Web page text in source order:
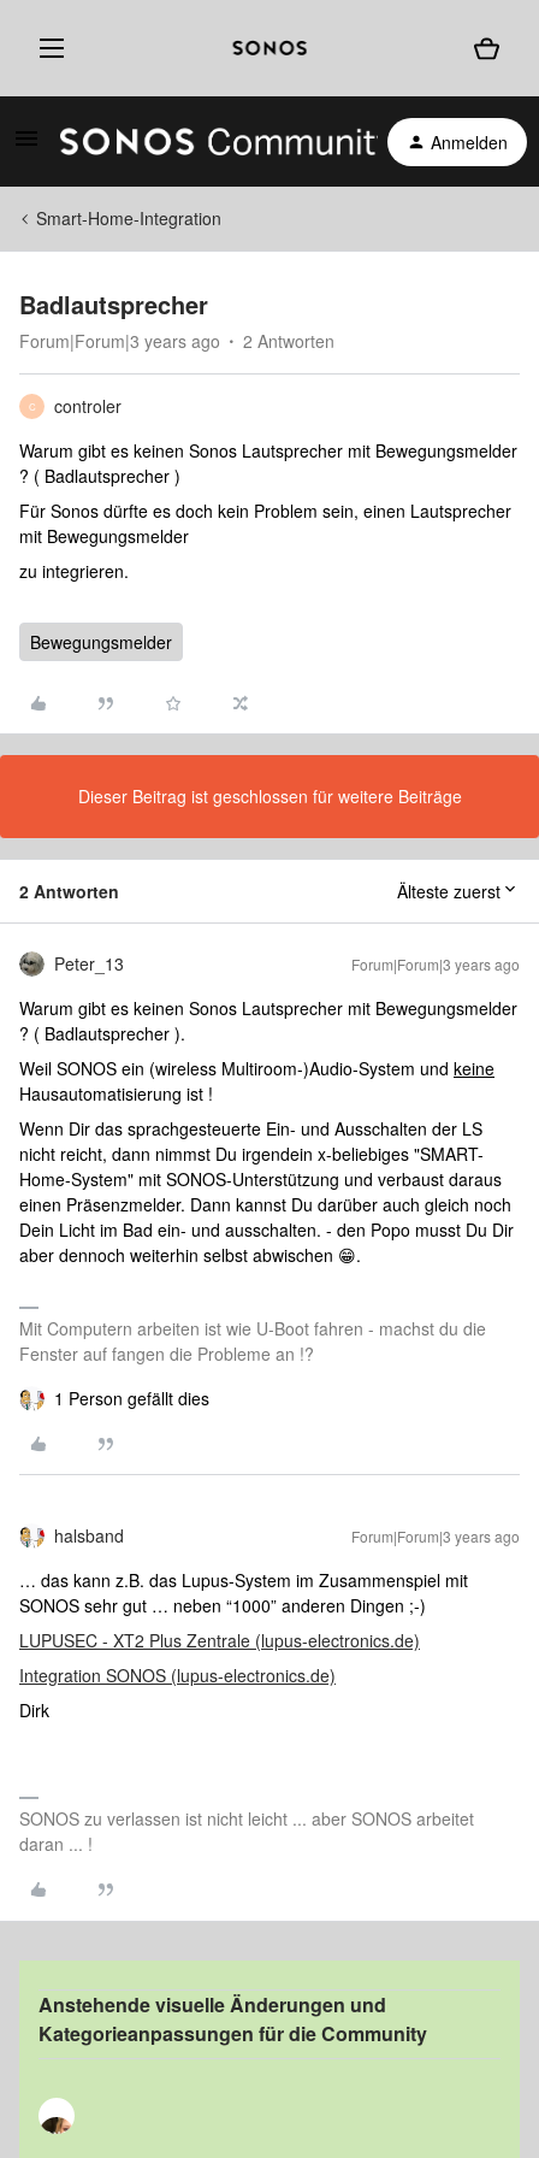
Anmelden
Smart-Home-Integration
Badlautsprecher
Forum|Forum|3 years ago 2 Antworten
C
controler
Warum gibt es keinen Sonos Lautsprecher mit Bewegungsmelder
? ( Badlautsprecher )
Für Sonos dürfte es doch kein Problem sein, einen Lautsprecher
mit Bewegungsmelder
zu integrieren.
Bewegungsmelder
Dieser Beitrag ist geschlossen für weitere Beiträge
2 Antworten Älteste zuerst
Peter_13 Forum|Forum|3 years ago
Warum gibt es keinen Sonos Lautsprecher mit Bewegungsmelder
? ( Badlautsprecher ).
Weil SONOS ein (wireless Multiroom-)Audio-System und keine
Hausautomatisierung ist !
Wenn Dir das sprachgesteuerte Ein- und Ausschalten der LS
nicht reicht, dann nimmst Du irgendein x-beliebiges "SMART-
Home-System" mit SONOS-Unterstützung und verbaust daraus
einen Präsenzmelder. Dann kannst Du darüber auch gleich noch
Dein Licht im Bad ein- und ausschalten. - den Popo musst Du Dir
aber dennoch weiterhin selbst abwischen 😁.
Mit Computern arbeiten ist wie U-Boot fahren - machst du die
Fenster auf fangen die Probleme an !?
1 Person gefällt dies
halsband Forum|Forum|3 years ago
… das kann z.B. das Lupus-System im Zusammenspiel mit
SONOS sehr gut … neben “1000” anderen Dingen ;-)
LUPUSEC - XT2 Plus Zentrale (lupus-electronics.de)
Integration SONOS (lupus-electronics.de)
Dirk
SONOS zu verlassen ist nicht leicht ... aber SONOS arbeitet
daran ... !
Anstehende visuelle Änderungen und
Kategorieanpassungen für die Community